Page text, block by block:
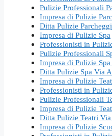
Pulizie Professionali
Impresa di Pulizie
Ditta Pulizie
Impresa di Pulizie Spa
Professionisti in
Pulizie Professionali
Impresa di Pulizie
Ditta Pulizie Spa Via
Impresa di Pulizie
Professionisti in
Pulizie Professionali
Impresa di Pulizie
Ditta Pulizie Teatri
Impresa di Pulizie